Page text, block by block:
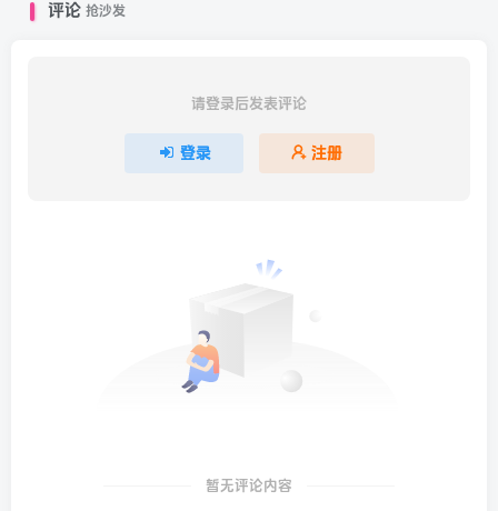
评论 抢沙发
请登录后发表评论
登录 注册
暂无评论内容